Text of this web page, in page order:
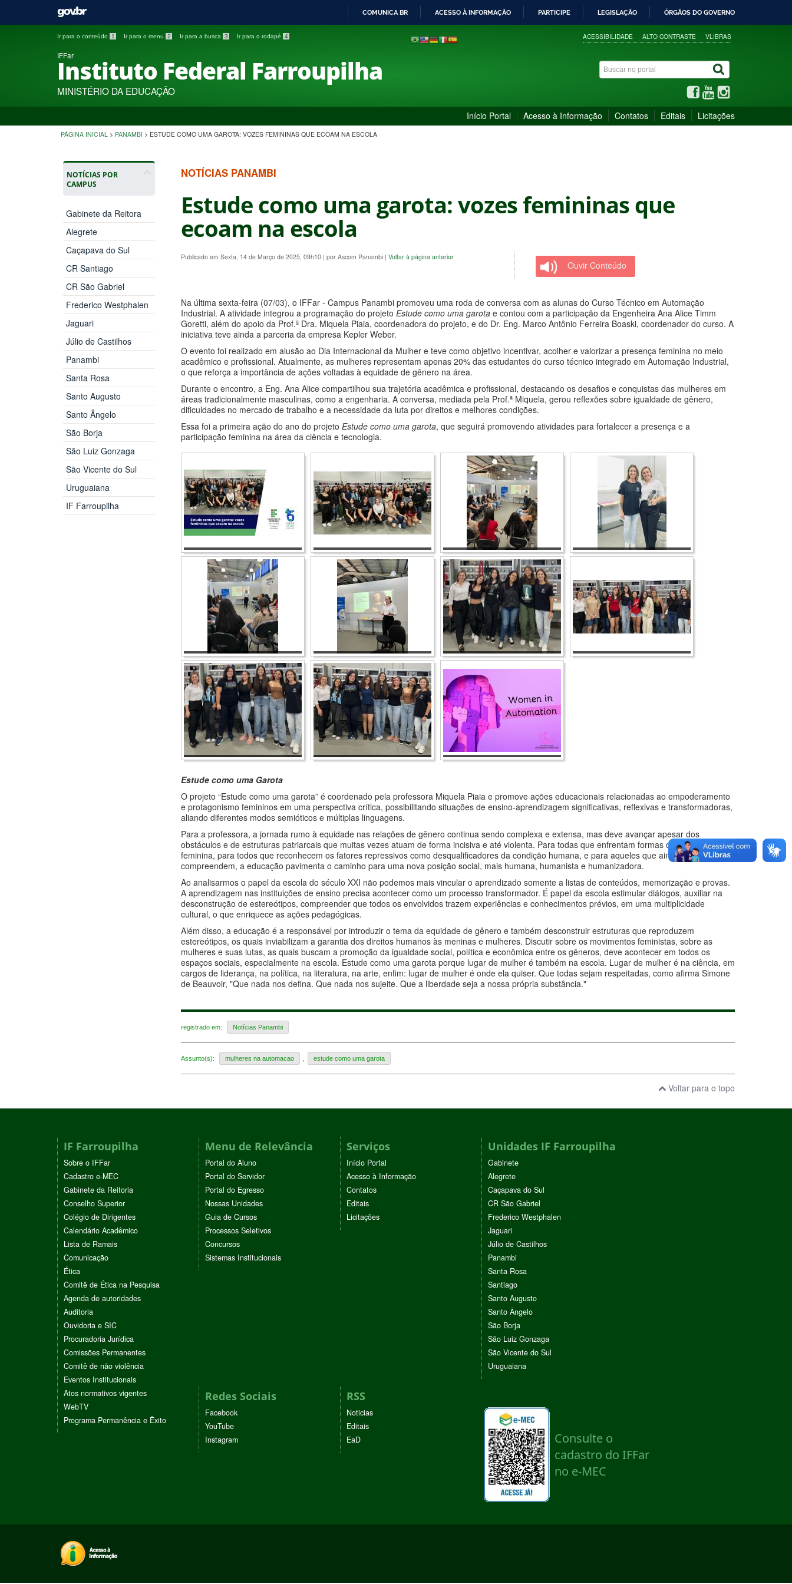
PARA
COMUNICA BR ACESSO À INFORMAÇÃO PARTICIPE LEGISLAÇÃO ÓRGÃOS DO GOVERNO
Ir para o conteúdo 1 Ir para o menu 2 Ir para a busca 3 Ir para o rodapé 4 ACESSIBILIDADE ALTO CONTRASTE VLIBRAS
IFFar
Instituto Federal Farroupilha
MINISTÉRIO DA EDUCAÇÃO
Início Portal Acesso à Informação Contatos Editais Licitações
PÁGINA INICIAL > PANAMBI > ESTUDE COMO UMA GAROTA: VOZES FEMININAS QUE ECOAM NA ESCOLA
NOTÍCIAS POR
CAMPUS
Gabinete da Reitora
Alegrete
Caçapava do Sul
CR Santiago
CR São Gabriel
Frederico Westphalen
Jaguari
Júlio de Castilhos
Panambi
Santa Rosa
Santo Augusto
Santo Ângelo
São Borja
São Luiz Gonzaga
São Vicente do Sul
Uruguaiana
IF Farroupilha
NOTÍCIAS PANAMBI
Estude como uma garota: vozes femininas que
ecoam na escola
Publicado em Sexta, 14 de Março de 2025, 09h10 | por Ascom Panambi | Voltar à página anterior
Ouvir Conteúdo
Na última sexta-feira (07/03), o IFFar - Campus Panambi promoveu uma roda de conversa com as alunas do Curso Técnico em Automação
Industrial. A atividade integrou a programação do projeto Estude como uma garota e contou com a participação da Engenheira Ana Alice Timm
Goretti, além do apoio da Prof.ª Dra. Miquela Piaia, coordenadora do projeto, e do Dr. Eng. Marco Antônio Ferreira Boaski, coordenador do curso. A
iniciativa teve ainda a parceria da empresa Kepler Weber.
O evento foi realizado em alusão ao Dia Internacional da Mulher e teve como objetivo incentivar, acolher e valorizar a presença feminina no meio
acadêmico e profissional. Atualmente, as mulheres representam apenas 20% das estudantes do curso técnico integrado em Automação Industrial,
o que reforça a importância de ações voltadas à equidade de gênero na área.
Durante o encontro, a Eng. Ana Alice compartilhou sua trajetória acadêmica e profissional, destacando os desafios e conquistas das mulheres em
áreas tradicionalmente masculinas, como a engenharia. A conversa, mediada pela Prof.ª Miquela, gerou reflexões sobre igualdade de gênero,
dificuldades no mercado de trabalho e a necessidade da luta por direitos e melhores condições.
Essa foi a primeira ação do ano do projeto Estude como uma garota, que seguirá promovendo atividades para fortalecer a presença e a
participação feminina na área da ciência e tecnologia.
Estude como uma Garota
O projeto “Estude como uma garota” é coordenado pela professora Miquela Piaia e promove ações educacionais relacionadas ao empoderamento
e protagonismo femininos em uma perspectiva crítica, possibilitando situações de ensino-aprendizagem significativas, reflexivas e transformadoras,
aliando diferentes modos semióticos e múltiplas linguagens.
Para a professora, a jornada rumo à equidade nas relações de gênero continua sendo complexa e extensa, mas deve avançar apesar dos
obstáculos e de estruturas patriarcais que muitas vezes atuam de forma incisiva e até violenta. Para todas que enfrentam formas de repressão
feminina, para todos que reconhecem os fatores repressivos como desqualificadores da condição humana, e para aqueles que ainda não
compreendem, a educação pavimenta o caminho para uma nova posição social, mais humana, humanista e humanizadora.
Ao analisarmos o papel da escola do século XXI não podemos mais vincular o aprendizado somente a listas de conteúdos, memorização e provas.
A aprendizagem nas instituições de ensino precisa acontecer como um processo transformador. É papel da escola estimular diálogos, auxiliar na
desconstrução de estereótipos, compreender que todos os envolvidos trazem experiências e conhecimentos prévios, em uma multiplicidade
cultural, o que enriquece as ações pedagógicas.
Além disso, a educação é a responsável por introduzir o tema da equidade de gênero e também desconstruir estruturas que reproduzem
estereótipos, os quais inviabilizam a garantia dos direitos humanos às meninas e mulheres. Discutir sobre os movimentos feministas, sobre as
mulheres e suas lutas, as quais buscam a promoção da igualdade social, política e econômica entre os gêneros, deve acontecer em todos os
espaços sociais, especialmente na escola. Estude como uma garota porque lugar de mulher é também na escola. Lugar de mulher é na ciência, em
cargos de liderança, na política, na literatura, na arte, enfim: lugar de mulher é onde ela quiser. Que todas sejam respeitadas, como afirma Simone
de Beauvoir, "Que nada nos defina. Que nada nos sujeite. Que a liberdade seja a nossa própria substância."
registrado em: Notícias Panambi
Assunto(s): mulheres na automacao estude como uma garota
Voltar para o topo
IF Farroupilha
Sobre o IFFar
Cadastro e-MEC
Gabinete da Reitoria
Conselho Superior
Colégio de Dirigentes
Calendário Acadêmico
Lista de Ramais
Comunicação
Ética
Comitê de Ética na Pesquisa
Agenda de autoridades
Auditoria
Ouvidoria e SIC
Procuradoria Jurídica
Comissões Permanentes
Comitê de não violência
Eventos Institucionais
Atos normativos vigentes
WebTV
Programa Permanência e Êxito
Menu de Relevância
Portal do Aluno
Portal do Servidor
Portal do Egresso
Nossas Unidades
Guia de Cursos
Processos Seletivos
Concursos
Sistemas Institucionais
Serviços
Início Portal
Acesso à Informação
Contatos
Editais
Licitações
Unidades IF Farroupilha
Gabinete
Alegrete
Caçapava do Sul
CR São Gabriel
Frederico Westphalen
Jaguari
Júlio de Castilhos
Panambi
Santa Rosa
Santiago
Santo Augusto
Santo Ângelo
São Borja
São Luiz Gonzaga
São Vicente do Sul
Uruguaiana
Redes Sociais
Facebook
YouTube
Instagram
RSS
Noticias
Editais
EaD